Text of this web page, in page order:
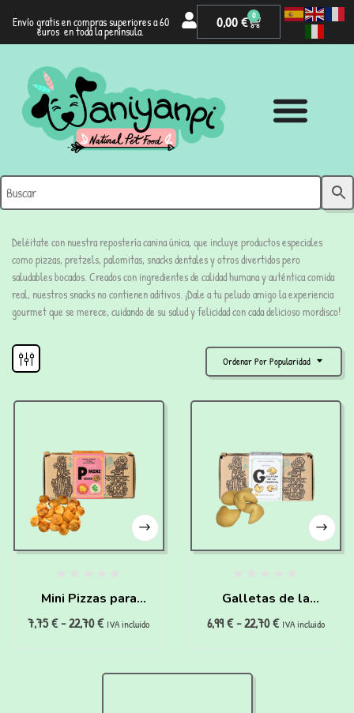
Envío gratis en compras superiores a 60
euros en toda la península.
0,00€ 0
Deléitate con nuestra repostería canina única, que incluye productos especiales
como pizzas, pretzels, palomitas, snacks dentales y otros divertidos pero
saludables bocados. Creados con ingredientes de calidad humana y auténtica comida
real, nuestros snacks no contienen aditivos. ¡Dale a tu peludo amigo la experiencia
gourmet que se merece, cuidando de su salud y felicidad con cada delicioso mordisco!
Ordenar Por Popularidad
Mini Pizzas para
perros (150g)
7,75€-22,70€ IVA incluido
Galletas de la
fortuna para perros
6,99€ - 22,70€ IVA incluido